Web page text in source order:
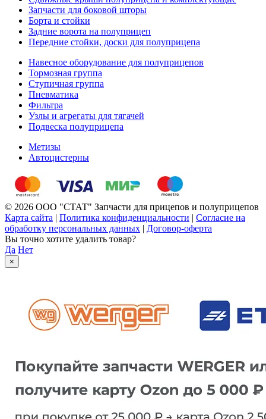
Запчасти для боковой шторы
Борта и стойки
Задние ворота на полуприцеп
Передние стойки, доски для полуприцепа
Навесное оборудование для полуприцепов
Тормозная группа
Ступичная группа
Пневматика
Фильтра
Узлы и агрегаты для тягачей
Подвеска полуприцепа
Метизы
Автоцистерны
© 2026 ООО "СТАТ" Запчасти для прицепов и полуприцепов
Карта сайта | Политика конфиденциальности | Согласие на
обработку персональных данных | Договор-оферта
Вы точно хотите удалить товар?
Да Нет
×